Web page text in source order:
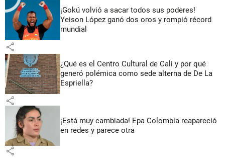
¡Gokú volvió a sacar todos sus poderes!
Yeison López ganó dos oros y rompió récord
mundial
share
¿Qué es el Centro Cultural de Cali y por qué
generó polémica como sede alterna de De La
Espriella?
share
¡Está muy cambiada! Epa Colombia reapareció
en redes y parece otra
share